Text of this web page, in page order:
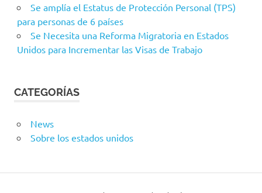
Se amplía el Estatus de Protección Personal (TPS)
para personas de 6 países
Se Necesita una Reforma Migratoria en Estados
Unidos para Incrementar las Visas de Trabajo
CATEGORÍAS
News
Sobre los estados unidos